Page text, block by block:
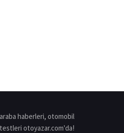
haberleri, otomobil
testleri otoyazar.com'da!